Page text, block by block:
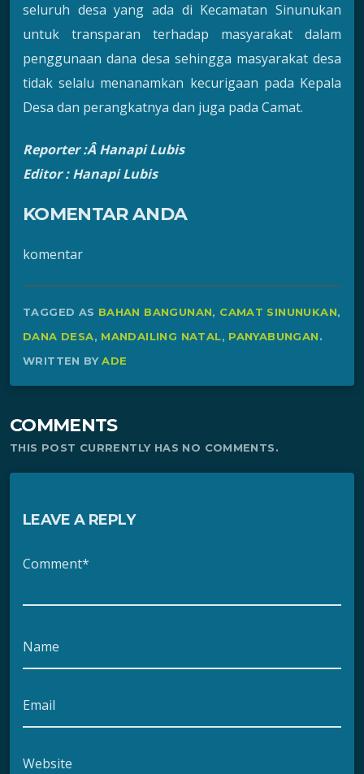
seluruh desa yang ada di Kecamatan Sinunukan
untuk transparan terhadap masyarakat dalam
penggunaan dana desa sehingga masyarakat desa
tidak selalu menanamkan kecurigaan pada Kepala
Desa dan perangkatnya dan juga pada Camat.
Reporter :Â Hanapi Lubis
Editor : Hanapi Lubis
KOMENTAR ANDA
komentar
TAGGED AS BAHAN BANGUNAN, CAMAT SINUNUKAN,
DANA DESA, MANDAILING NATAL, PANYABUNGAN.
WRITTEN BYADE
COMMENTS
THIS POST CURRENTLY HAS NO COMMENTS.
LEAVE A REPLY
Comment*
Name
Email
Website